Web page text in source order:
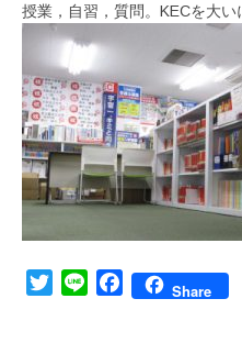
授業，自習，質問。KECを大い
TwitterLine FacebookShare